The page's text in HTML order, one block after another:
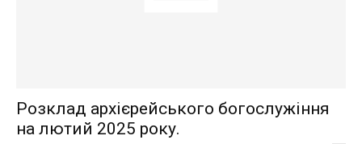
Розклад архієрейського богослужіння
на лютий 2025 року.